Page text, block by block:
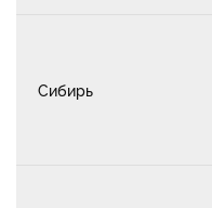
Сибирь